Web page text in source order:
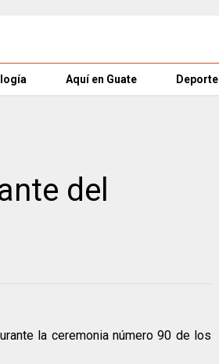
Aquí en Guate Deporte
del
la ceremonia número 90 de los